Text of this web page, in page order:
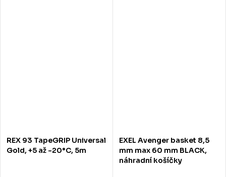
REX 93 TapeGRIP Universal
Gold, +5 až -20°C, 5m
EXEL Avenger basket 8,5
mm max 60 mm BLACK,
náhradní košíčky